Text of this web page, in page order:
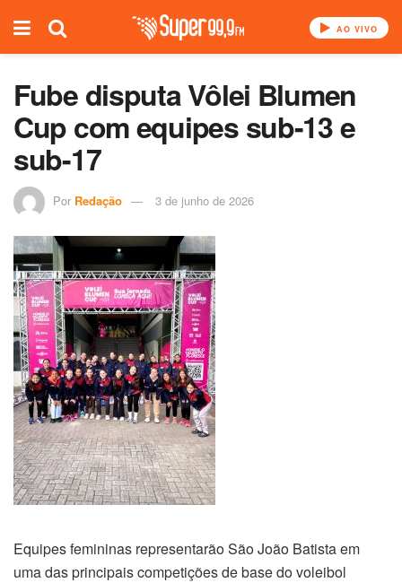
AO VIVO
Fube disputa Vôlei Blumen
Cup com equipes sub-13 e
sub-17
Por Redação 3 de junho de 2026
Equipes femininas representarão São João Batista em
uma das principais competições de base do voleibol